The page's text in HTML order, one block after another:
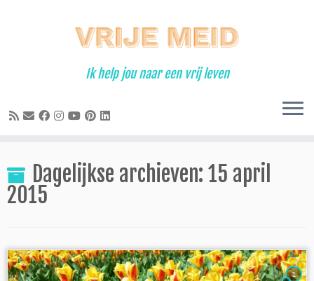
Ik help jou naar een vrij leven
Dagelijkse archieven: 15 april
2015
1